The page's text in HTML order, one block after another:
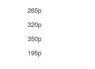
265р
320р
350р
195р